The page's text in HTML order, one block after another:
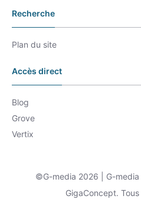
Recherche
Plan du site
Accès direct
Blog
Grove
Vertix
©G-media 2026 | G-
GigaConcept.